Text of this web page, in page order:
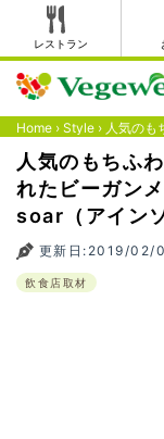
レストラン
Home › Style › 人気のも
人気のもちふ
れたビーガン
soar（アイン
更新日:2019/02/
飲食店取材